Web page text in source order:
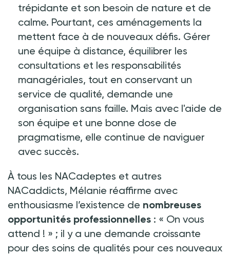
trépidante et son besoin de nature et de
calme. Pourtant, ces aménagements la
mettent face à de nouveaux défis. Gérer
une équipe à distance, équilibrer les
consultations et les responsabilités
managériales, tout en conservant un
service de qualité, demande une
organisation sans faille. Mais avec l'aide de
son équipe et une bonne dose de
pragmatisme, elle continue de naviguer
avec succès.
À tous les NACadeptes et autres
NACaddicts, Mélanie réaffirme avec
enthousiasme l’existence de nombreuses
opportunités professionnelles : « On vous
attend ! » ; il y a une demande croissante
pour des soins de qualités pour ces nouveaux